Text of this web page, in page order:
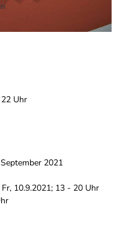
Uhr
2021
10.9.2021; 13 - 20 Uhr